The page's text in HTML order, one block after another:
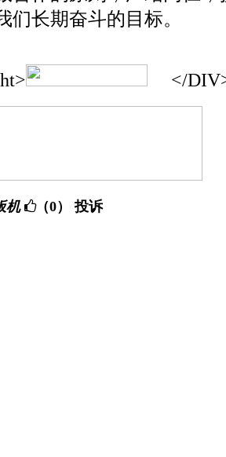
们长期奋斗的目标。
</
机 （0） 投诉